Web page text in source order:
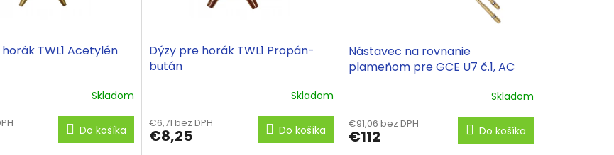
TWL1 Acetylén
Skladom
Do košíka
Dýzy pre horák TWL1 Propán-
bután
Skladom
€6,71 bez DPH
€8,25 Do košíka
Nástavec na rovnanie
plameňom pre GCE U7 č.1, AC
Skladom
€91,06 bez DPH
€112 Do košíka